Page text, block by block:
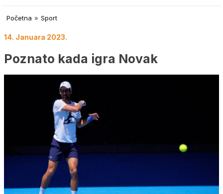
Početna » Sport
14. Januara 2023.
Poznato kada igra Novak